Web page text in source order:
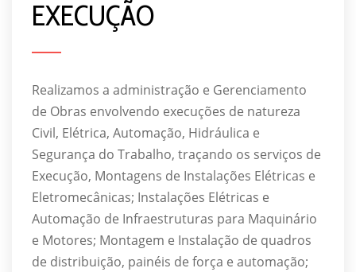
EXECUÇÃO
Realizamos a administração e Gerenciamento
de Obras envolvendo execuções de natureza
Civil, Elétrica, Automação, Hidráulica e
Segurança do Trabalho, traçando os serviços de
Execução, Montagens de Instalações Elétricas e
Eletromecânicas; Instalações Elétricas e
Automação de Infraestruturas para Maquinário
e Motores; Montagem e Instalação de quadros
de distribuição, painéis de força e automação;